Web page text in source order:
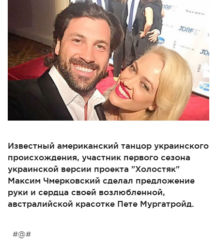
Известный американский танцор украинского
происхождения, участник первого сезона
украинской версии проекта "Холостяк"
Максим Чмерковский сделал предложение
руки и сердца своей возлюбленной,
австралийской красотке Пете Мургатройд.
#@#